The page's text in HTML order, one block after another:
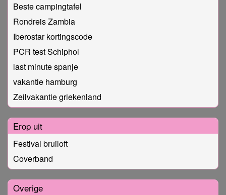
Beste campingtafel
Rondreis Zambia
Iberostar kortingscode
PCR test Schiphol
last minute spanje
vakantie hamburg
Zeilvakantie griekenland
Erop uit
Festival bruiloft
Coverband
Overige